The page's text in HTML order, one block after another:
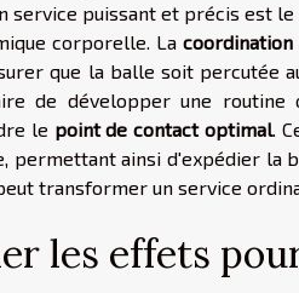
service puissant et précis est
corporelle. La coordination
que la balle soit percutée
de développer une
le point de contact optimal.
permettant ainsi d'expédier la
transformer un service
les effets